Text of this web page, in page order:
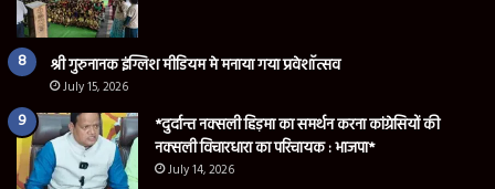
श्री गुरुनानक इंग्लिश मीडियम मे मनाया गया प्रवेशॉत्सव
July 15, 2026
*दुर्दान्त नक्सली हिड़मा का समर्थन करना कांग्रेसियों की
नक्सली विचारधारा का परिचायक : भाजपा*
July 14, 2026